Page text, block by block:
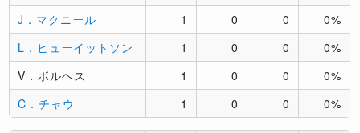
J．マクニール
1 0 0
0%
L．ヒューイットソン
1 0 0
0%
V．ボルヘス
1 0 0
0%
C．チャウ
1 0 0 0%